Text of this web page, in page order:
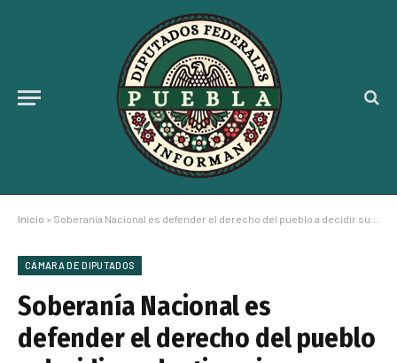
Inicio » Soberanía Nacional es defender el derecho del pueblo a decidir su destino sin injerencias extranjeras: Orozco Caballero
CÁMARA DE DIPUTADOS
Soberanía Nacional es
defender el derecho del pueblo